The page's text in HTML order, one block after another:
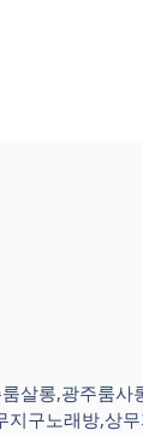
롱,광주룸
구노래방,상